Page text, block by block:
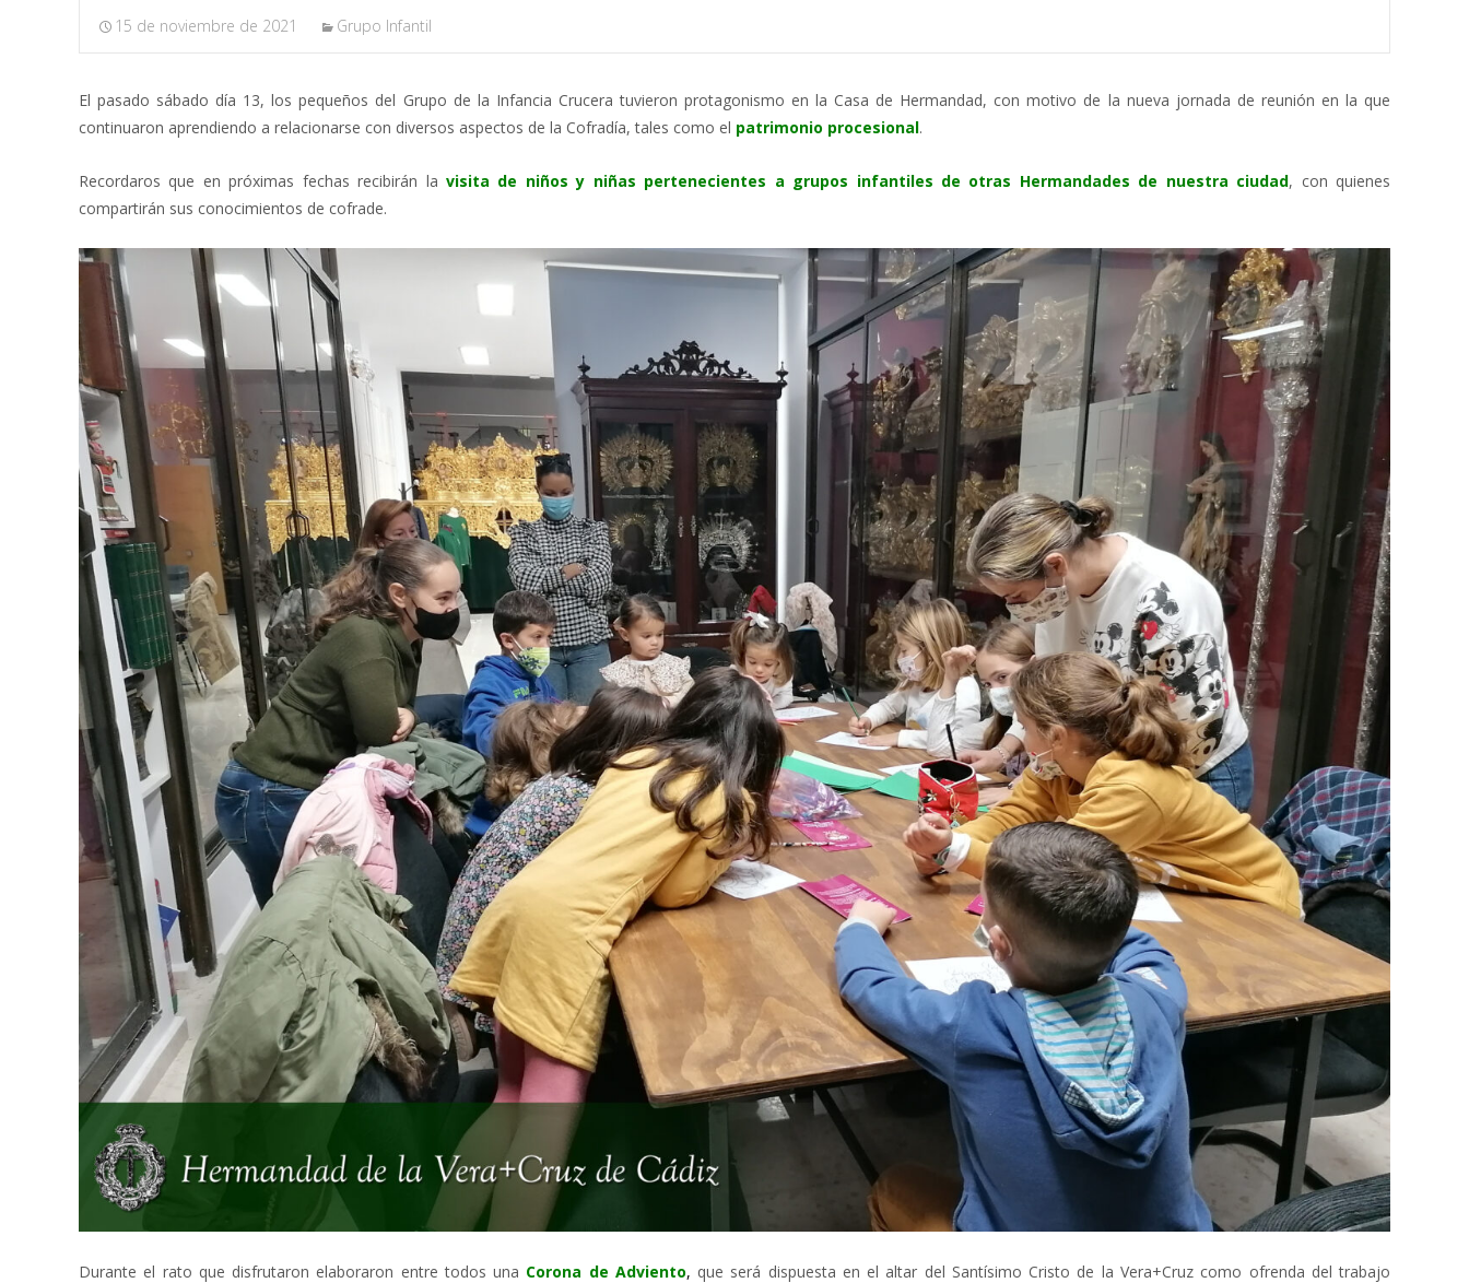
15 de noviembre de 2021 Grupo Infantil
El pasado sábado día 13, los pequeños del Grupo de la Infancia Crucera tuvieron protagonismo en la Casa de Hermandad, con motivo de la nueva jornada de reunión en la que
continuaron aprendiendo a relacionarse con diversos aspectos de la Cofradía, tales como el patrimonio procesional.
Recordaros que en próximas fechas recibirán lavisita de niños y niñas pertenecientes a grupos infantiles de otras Hermandades de nuestra ciudad, con quienes
compartirán sus conocimientos de cofrade.
Durante el rato que disfrutaron elaboraron entre todos una Corona de Adviento, que será dispuesta en el altar del Santísimo Cristo de la Vera+Cruz como ofrenda del trabajo